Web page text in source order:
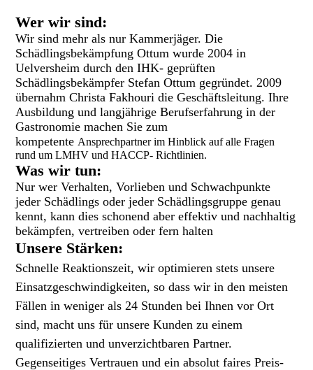
Wer wir sind:
Wir sind mehr als nur Kammerjäger. Die
Schädlingsbekämpfung Ottum wurde 2004 in
Uelversheim durch den IHK- geprüften
Schädlingsbekämpfer Stefan Ottum gegründet. 2009
übernahm Christa Fakhouri die Geschäftsleitung. Ihre
Ausbildung und langjährige Berufserfahrung in der
Gastronomie machen Sie zum
kompetenteAnsprechpartner im Hinblick auf alle Fragen
rund um LMHV und HACCP- Richtlinien.
Was wir tun:
Nur wer Verhalten, Vorlieben und Schwachpunkte
jeder Schädlings oder jeder Schädlingsgruppe genau
kennt, kann dies schonend aber effektiv und nachhaltig
bekämpfen, vertreiben oder fern halten
Unsere Stärken:
Schnelle Reaktionszeit, wir optimieren stets unsere
Einsatzgeschwindigkeiten, so dass wir in den meisten
Fällen in weniger als 24 Stunden bei Ihnen vor Ort
sind, macht uns für unsere Kunden zu einem
qualifizierten und unverzichtbaren Partner.
Gegenseitiges Vertrauen und ein absolut faires Preis-